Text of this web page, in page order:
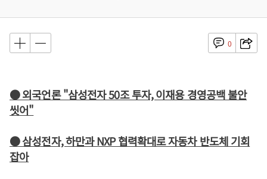
0
● 외국언론 "삼성전자 50조 투자, 이재용 경영공백 불안
씻어"
● 삼성전자, 하만과 NXP 협력확대로 자동차 반도체 기회
잡아